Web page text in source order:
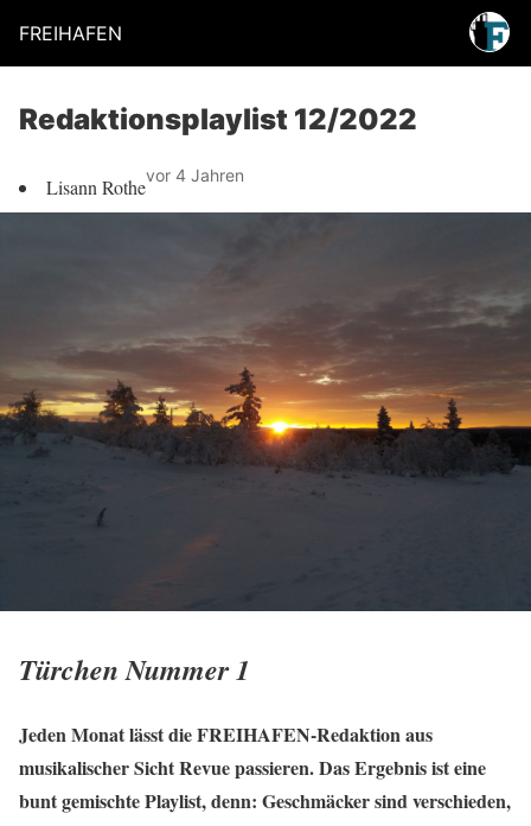
FREIHAFEN
Redaktionsplaylist 12/2022
Lisann Rothevor 4 Jahren
Türchen Nummer 1
Jeden Monat lässt die FREIHAFEN-Redaktion aus
musikalischer Sicht Revue passieren. Das Ergebnis ist eine
bunt gemischte Playlist, denn: Geschmäcker sind verschieden,